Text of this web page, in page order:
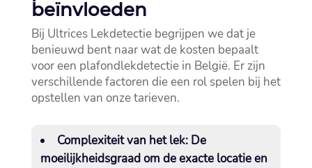
beïnvloeden
Bij Ultrices Lekdetectie begrijpen we dat je
benieuwd bent naar wat de kosten bepaalt
voor een plafondlekdetectie in België.​ Er zijn
verschillende factoren die een rol spelen bij het
opstellen van onze tarieven.​
Complexiteit van het lek:De
moeilijkheidsgraad om de exacte locatie en